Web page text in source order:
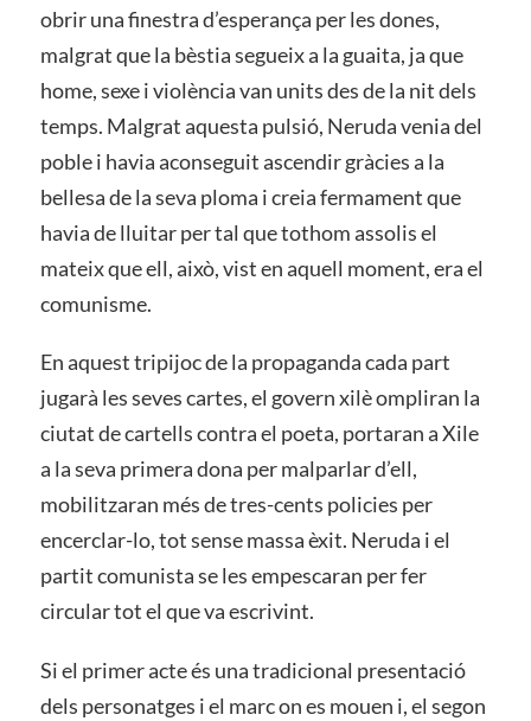
obrir una finestra d’esperança per les dones,
malgrat que la bèstia segueix a la guaita, ja que
home, sexe i violència van units des de la nit dels
temps. Malgrat aquesta pulsió, Neruda venia del
poble i havia aconseguit ascendir gràcies a la
bellesa de la seva ploma i creia fermament que
havia de lluitar per tal que tothom assolis el
mateix que ell, això, vist en aquell moment, era el
comunisme.
En aquest tripijoc de la propaganda cada part
jugarà les seves cartes, el govern xilè ompliran la
ciutat de cartells contra el poeta, portaran a Xile
a la seva primera dona per malparlar d’ell,
mobilitzaran més de tres-cents policies per
encerclar-lo, tot sense massa èxit. Neruda i el
partit comunista se les empescaran per fer
circular tot el que va escrivint.
Si el primer acte és una tradicional presentació
dels personatges i el marc on es mouen i, el segon